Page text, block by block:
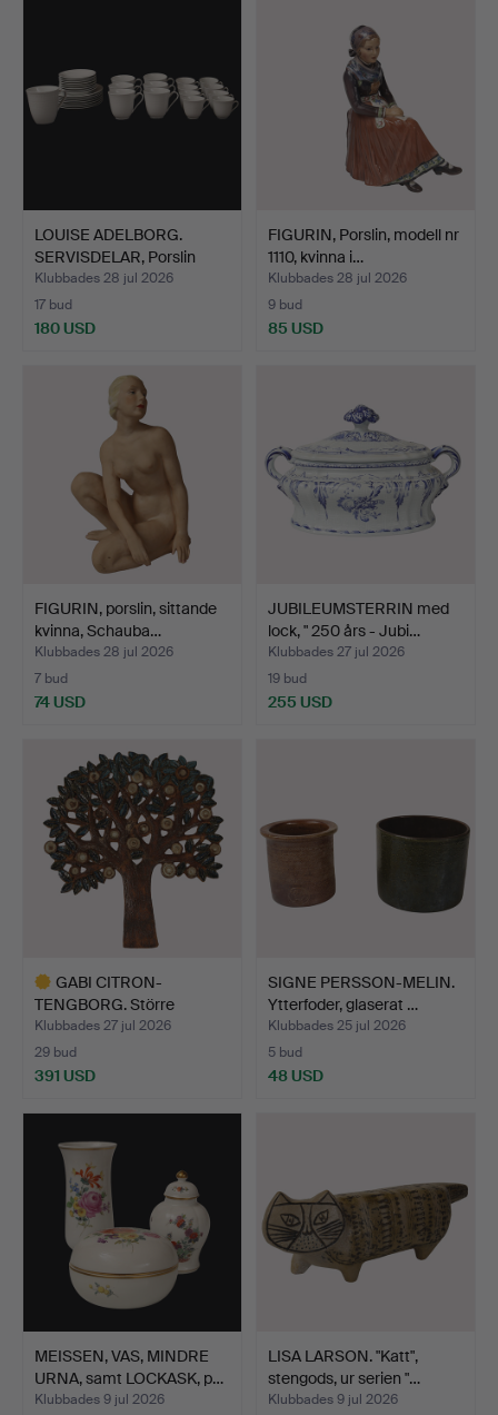
LOUISE ADELBORG.
SERVISDELAR, Porslin
"Swe…
Klubbades 28 jul 2026
17 bud
180 USD
FIGURIN, Porslin, modell nr
1110, kvinna i…
Klubbades 28 jul 2026
9 bud
85 USD
FIGURIN, porslin, sittande
kvinna, Schauba…
Klubbades 28 jul 2026
7 bud
74 USD
JUBILEUMSTERRIN med
lock, " 250 års - Jubi…
Klubbades 27 jul 2026
19 bud
255 USD
GABI CITRON-
TENGBORG. Större
väggrelief/sk…
Klubbades 27 jul 2026
29 bud
391 USD
SIGNE PERSSON-MELIN.
Ytterfoder, glaserat …
Klubbades 25 jul 2026
5 bud
48 USD
MEISSEN, VAS, MINDRE
URNA, samt LOCKASK, p…
Klubbades 9 jul 2026
LISA LARSON. "Katt",
stengods, ur serien "…
Klubbades 9 jul 2026